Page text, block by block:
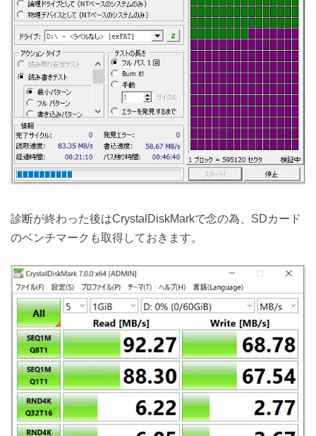
診断が終わった後はCrystalDiskMarkで念の為、SDカード
のベンチマークも取得しておきます。